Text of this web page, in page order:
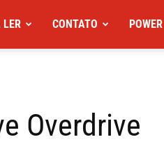
LER CONTATO
Overdrive